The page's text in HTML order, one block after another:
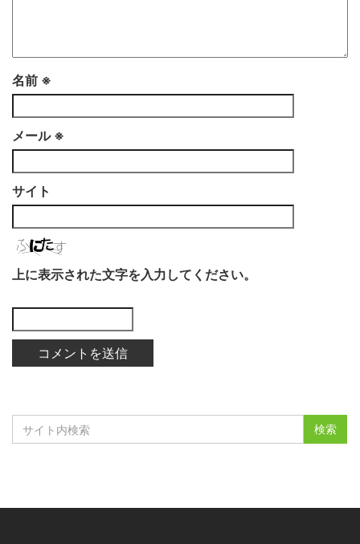
名前 ※
メール ※
サイト
上に表示された文字を入力してください。